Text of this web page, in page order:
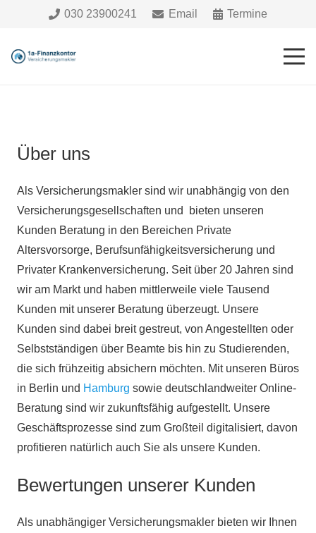
030 23900241 Email Termine
Über uns
Als Versicherungsmakler sind wir unabhängig von den
Versicherungsgesellschaften und bieten unseren
Kunden Beratung in den Bereichen Private
Altersvorsorge, Berufsunfähigkeitsversicherung und
Privater Krankenversicherung. Seit über 20 Jahren sind
wir am Markt und haben mittlerweile viele Tausend
Kunden mit unserer Beratung überzeugt. Unsere
Kunden sind dabei breit gestreut, von Angestellten oder
Selbstständigen über Beamte bis hin zu Studierenden,
die sich frühzeitig absichern möchten. Mit unseren Büros
in Berlin und Hamburg sowie deutschlandweiter Online-
Beratung sind wir zukunftsfähig aufgestellt. Unsere
Geschäftsprozesse sind zum Großteil digitalisiert, davon
profitieren natürlich auch Sie als unsere Kunden.
Bewertungen unserer Kunden
Als unabhängiger Versicherungsmakler bieten wir Ihnen